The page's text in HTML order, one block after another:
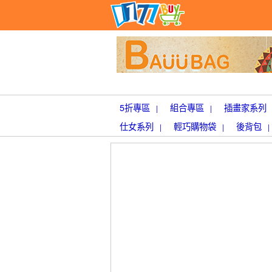
5折專區 | 組合專區 |
插畫家系列
仕女系列
| 輕巧購物袋 | 後背包 |